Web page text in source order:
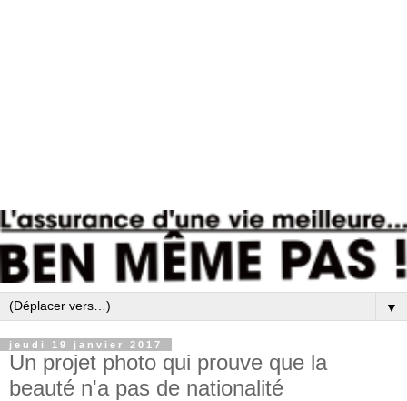
▼
jeudi 19 janvier 2017
Un projet photo qui prouve que la
beauté n'a pas de nationalité